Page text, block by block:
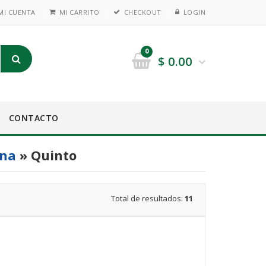
CUENTA MI CARRITO CHECKOUT LOGIN
0
$ 0.00
CONTACTO
» Quinto
Total de resultados: 11